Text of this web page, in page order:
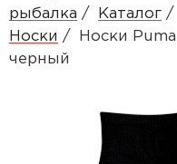
рыбалка
Каталог
Носки
Носки
черный